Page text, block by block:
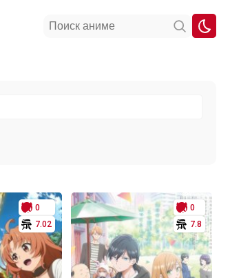
0
7.02
0
7.8